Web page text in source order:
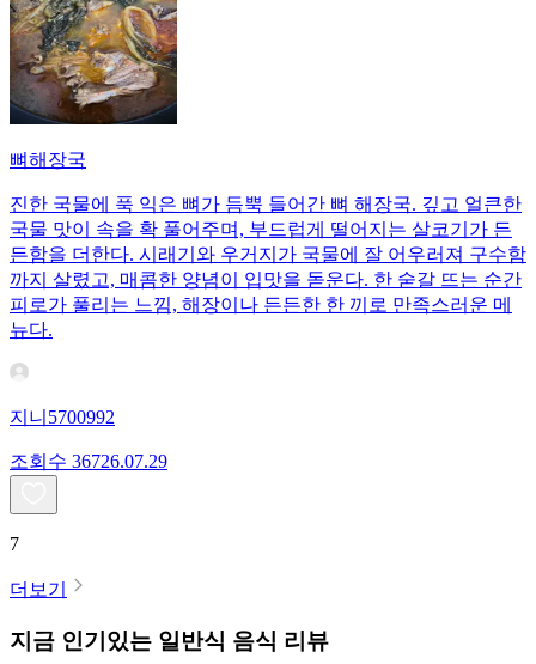
뼈해장국
진한 국물에 푹 익은 뼈가 듬뿍 들어간 뼈 해장국. 깊고 얼큰한
국물 맛이 속을 확 풀어주며, 부드럽게 떨어지는 살코기가 든
든함을 더한다. 시래기와 우거지가 국물에 잘 어우러져 구수함
까지 살렸고, 매콤한 양념이 입맛을 돋운다. 한 숟갈 뜨는 순간
피로가 풀리는 느낌, 해장이나 든든한 한 끼로 만족스러운 메
뉴다.
지니5700992
조회수 36726.07.29
7
더보기
지금 인기있는 일반식 음식 리뷰